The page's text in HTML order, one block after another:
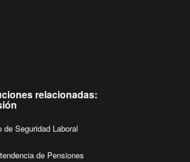
relacionadas:
de Seguridad Laboral
de Pensiones